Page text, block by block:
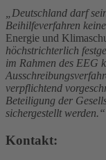
„Deutschland darf
Beihilfeverfahren
Energie und
höchstrichterlich
im Rahmen des EEG
verpflichtend
Beteiligung der
sichergestellt werden.“
Kontakt: